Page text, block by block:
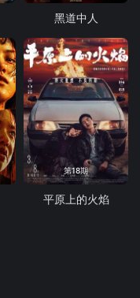
黑道中人
第18期
平原上的火焰